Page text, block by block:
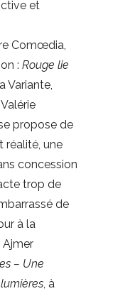
et
Comœdia,
: Rouge lie
Variante,
propose de
réalité, une
concession
trop de
de
à la
Ajmer
– Une
, à